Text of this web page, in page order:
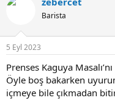
k
Barista
5 Eyl 2023
Prenses Kaguya
Öyle boş bakarken
içmeye bile çıkmadan